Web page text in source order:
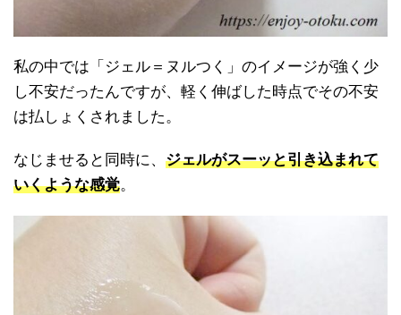
私の中では「ジェル＝ヌルつく」のイメージが強く少
し不安だったんですが、軽く伸ばした時点でその不安
は払しょくされました。
なじませると同時に、 ジェルがスーッと引き込まれて
いくような感覚。